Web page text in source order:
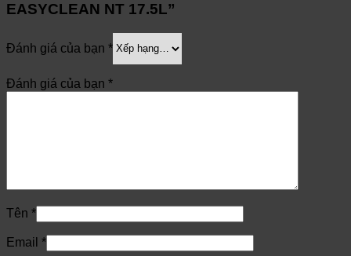
EASYCLEAN NT 17.5L”
Đánh giá của bạn *
Đánh giá của bạn *
Tên *
Email *